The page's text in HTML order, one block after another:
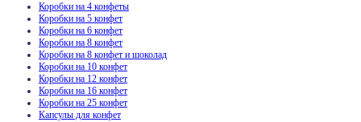
Коробки на 4 конфеты
Коробки на 5 конфет
Коробки на 6 конфет
Коробки на 8 конфет
Коробки на 8 конфет и шоколад
Коробки на 10 конфет
Коробки на 12 конфет
Коробки на 16 конфет
Коробки на 25 конфет
Капсулы для конфет